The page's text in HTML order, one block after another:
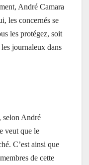
André Camara
les concernés se
les protégez, soit
journaleux dans
selon André
veut que le
C’est ainsi que
de cette